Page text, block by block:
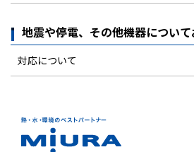
地震や停電、その他機器につい
対応について